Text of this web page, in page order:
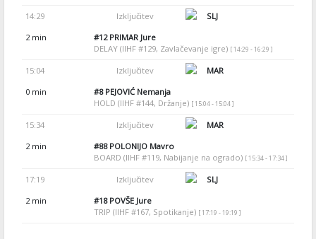
14:29 Izključitev
SLJ
2 min
#12PRIMAR Jure
DELAY (IIHF #129, Zavlačevanje igre) [ 14:29 - 16:29 ]
15:04 Izključitev
MAR
0 min
#8PEJOVIĆ Nemanja
HOLD (IIHF #144, Držanje) [ 15:04 - 15:04 ]
15:34 Izključitev
MAR
2 min
#88POLONIJO Mavro
BOARD (IIHF #119, Nabijanje na ogrado) [ 15:34 - 17:34 ]
17:19 Izključitev
SLJ
2 min
#18POVŠE Jure
TRIP (IIHF #167, Spotikanje) [ 17:19 - 19:19 ]